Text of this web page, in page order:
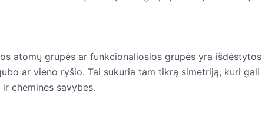
atomų grupės ar funkcionaliosios grupės yra išdėstytos
ar vieno ryšio. Tai sukuria tam tikrą simetriją, kuri gali
chemines savybes.